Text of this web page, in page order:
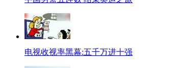
电视收视率黑幕:五千万进十强